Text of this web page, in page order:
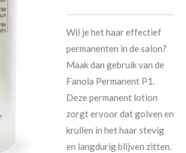
Wil je het haar effectief
permanenten in de salon?
Maak dan gebruik van de
Fanola Permanent P1.
Deze permanent lotion
zorgt ervoor dat golven en
krullen in het haar stevig
en langdurig blijven zitten.